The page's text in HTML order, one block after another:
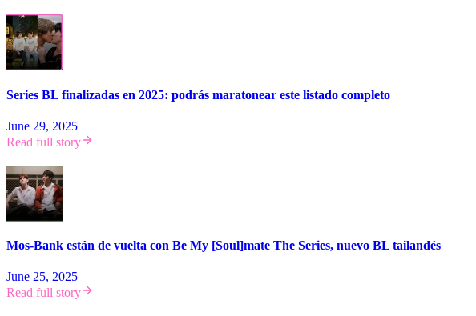
Series BL finalizadas en 2025: podrás maratonear este listado completo
June 29, 2025
Read full story
Mos-Bank están de vuelta con Be My [Soul]mate The Series, nuevo BL tailandés
June 25, 2025
Read full story